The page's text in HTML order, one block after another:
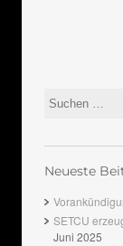
Neueste
SETCU
Juni 2025